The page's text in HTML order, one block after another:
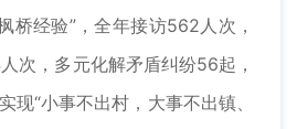
桥经验”，全年接访562人次，
次，多元化解矛盾纠纷56起，
现“小事不出村，大事不出镇、